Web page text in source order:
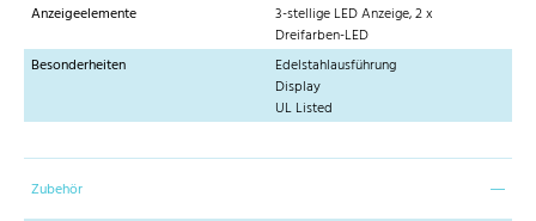
Anzeigeelemente
3-stellige LED Anzeige, 2 x
Dreifarben-LED
Besonderheiten
Edelstahlausführung
Display
UL Listed
Zubehör